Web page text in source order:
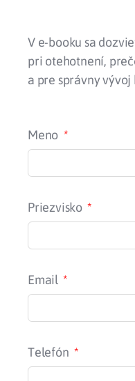
V e-booku sa
pri otehotnení,
a pre správny vývoj
Meno
Priezvisko
Email
Telefón